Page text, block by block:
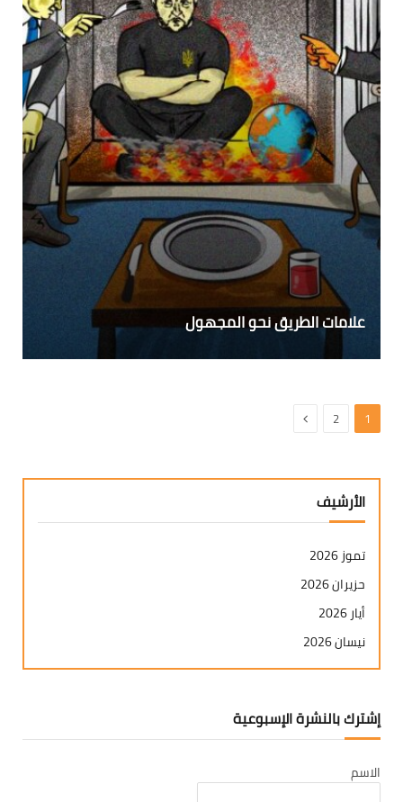
علامات الطريق نحو المجهول
1
2 التالي
الأرشيف
تموز 2026
حزيران 2026
أيار 2026
نيسان 2026
آذار 2026
كانون ثاني 2026
تشرين ثاني 2025
إشترك بالنشرة الإسبوعية
الاسم